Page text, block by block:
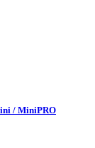
/ MiniPRO